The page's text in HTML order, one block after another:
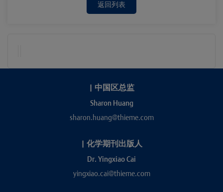
返回列表
| 中国区总监
Sharon Huang
sharon.huang@thieme.com
| 化学期刊出版人
Dr. Yingxiao Cai
yingxiao.cai@thieme.com